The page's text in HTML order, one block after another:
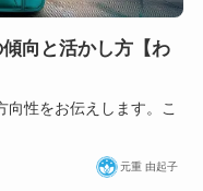
傾向と活かし方【わ
向性をお伝えします。こ
元重 由起子